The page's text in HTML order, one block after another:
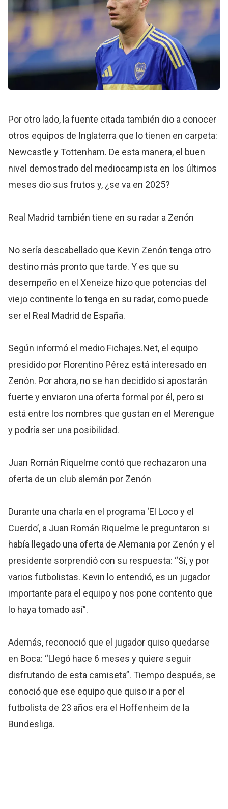
Por otro lado, la fuente citada también dio a conocer
otros equipos de Inglaterra que lo tienen en carpeta:
Newcastle y Tottenham. De esta manera, el buen
nivel demostrado del mediocampista en los últimos
meses dio sus frutos y, ¿se va en 2025?
Real Madrid también tiene en su radar a Zenón
No sería descabellado que Kevin Zenón tenga otro
destino más pronto que tarde. Y es que su
desempeño en el Xeneize hizo que potencias del
viejo continente lo tenga en su radar, como puede
ser el Real Madrid de España.
Según informó el medio Fichajes.Net, el equipo
presidido por Florentino Pérez está interesado en
Zenón. Por ahora, no se han decidido si apostarán
fuerte y enviaron una oferta formal por él, pero si
está entre los nombres que gustan en el Merengue
y podría ser una posibilidad.
Juan Román Riquelme contó que rechazaron una
oferta de un club alemán por Zenón
Durante una charla en el programa ‘El Loco y el
Cuerdo’, a Juan Román Riquelme le preguntaron si
había llegado una oferta de Alemania por Zenón y el
presidente sorprendió con su respuesta: “Sí, y por
varios futbolistas. Kevin lo entendió, es un jugador
importante para el equipo y nos pone contento que
lo haya tomado así”.
Además, reconoció que el jugador quiso quedarse
en Boca: “Llegó hace 6 meses y quiere seguir
disfrutando de esta camiseta”. Tiempo después, se
conoció que ese equipo que quiso ir a por el
futbolista de 23 años era el Hoffenheim de la
Bundesliga.